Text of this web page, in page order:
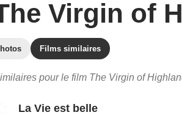
Virgin of
Films similaires
pour le film The Virgin of
La Vie est belle